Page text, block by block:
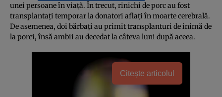
unei persoane în viață. În trecut, rinichi de porc au fost
transplantați temporar la donatori aflați în moarte cerebrală.
De asemenea, doi bărbați au primit transplanturi de inimă de
la porci, însă ambii au decedat la câteva luni după aceea.
Citește articolul